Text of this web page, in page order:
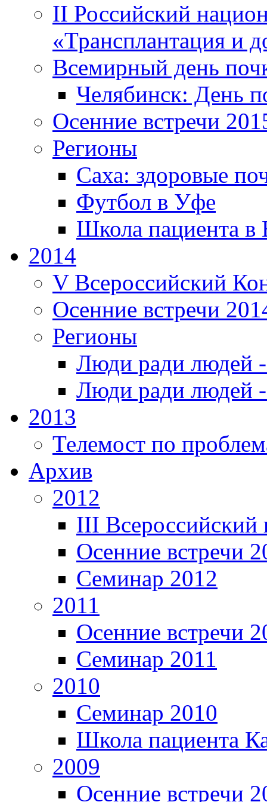
II Российский
«Трансплантация и
Всемирный день
Челябинск: День
Осенние встречи
Регионы
Саха: здоровые
Футбол в Уфе
Школа пациента в
2014
V Всероссийский
Осенние встречи
Регионы
Люди ради людей
Люди ради людей
2013
Телемост по
Архив
2012
III Всероссийский
Осенние встречи
Семинар 2012
2011
Осенние встречи
Семинар 2011
2010
Семинар 2010
Школа пациента
2009
Осенние встречи